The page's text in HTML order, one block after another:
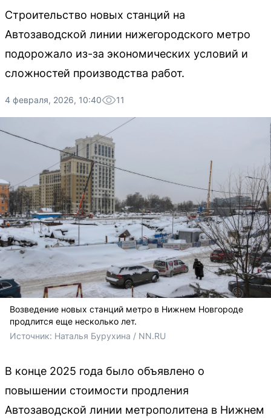
Строительство новых станций на
Автозаводской линии нижегородского метро
подорожало из-за экономических условий и
сложностей производства работ.
4 февраля, 2026, 10:40 11
Возведение новых станций метро в Нижнем Новгороде
продлится еще несколько лет.
Источник: Наталья Бурухина / NN.RU
В конце 2025 года было объявлено о
повышении стоимости продления
Автозаводской линии метрополитена в Нижнем